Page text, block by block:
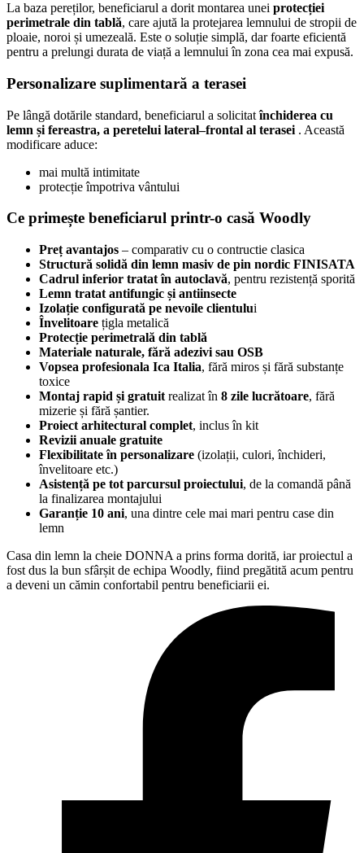
La baza pereților, beneficiarul a dorit montarea unei protecției
perimetrale din tablă, care ajută la protejarea lemnului de stropii de
ploaie, noroi și umezeală. Este o soluție simplă, dar foarte eficientă
pentru a prelungi durata de viață a lemnului în zona cea mai expusă.
Personalizare suplimentară a terasei
Pe lângă dotările standard, beneficiarul a solicitatînchiderea cu
lemn și fereastra, a peretelui lateral–frontal al terasei . Această
modificare aduce:
mai multă intimitate
protecție împotriva vântului
Ce primește beneficiarul printr-o casă Woodly
Preț avantajos – comparativ cu o contructie clasica
Structură solidă din lemn masiv de pin nordic FINISATA
Cadrul inferior tratat în autoclavă, pentru rezistență sporită
Lemn tratat antifungic și antiinsecte
Izolație configurată pe nevoile clientului
Învelitoare țigla metalică
Protecție perimetrală din tablă
Materiale naturale, fără adezivi sau OSB
Vopsea profesionala Ica Italia, fără miros și fără substanțe
toxice
Montaj rapid și gratuit realizat în 8 zile lucrătoare, fără
mizerie și fără șantier.
Proiect arhitectural complet, inclus în kit
Revizii anuale gratuite
Flexibilitate în personalizare (izolații, culori, închideri,
învelitoare etc.)
Asistență pe tot parcursul proiectului, de la comandă până
la finalizarea montajului
Garanție 10 ani, una dintre cele mai mari pentru case din
lemn
Casa din lemn la cheie DONNA a prins forma dorită, iar proiectul a
fost dus la bun sfârșit de echipa Woodly, fiind pregătită acum pentru
a deveni un cămin confortabil pentru beneficiarii ei.